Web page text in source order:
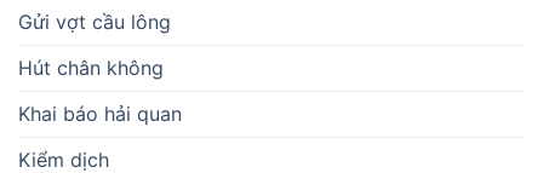
Gửi vợt cầu lông
Hút chân không
Khai báo hải quan
Kiểm dịch